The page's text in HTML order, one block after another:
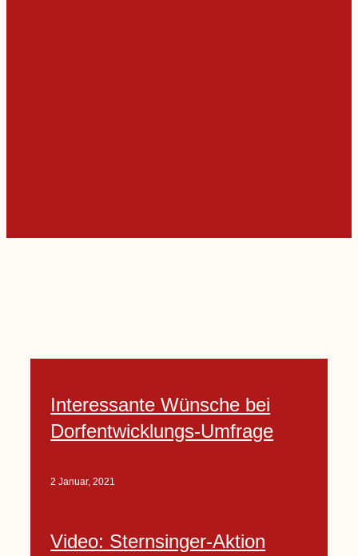
Interessante Wünsche bei
Dorfentwicklungs-Umfrage
2 Januar, 2021
Video: Sternsinger-Aktion